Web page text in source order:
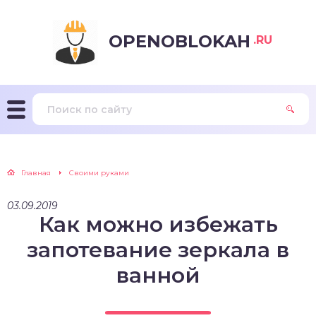
OPENOBLOKAH .RU
Главная Своими руками
03.09.2019
Как можно избежать
запотевание зеркала в
ванной